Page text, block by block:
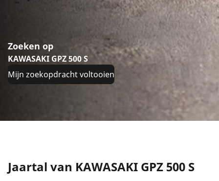
Zoeken op
KAWASAKI GPZ 500 S
Mijn zoekopdracht voltooien
Jaartal van KAWASAKI GPZ 500 S